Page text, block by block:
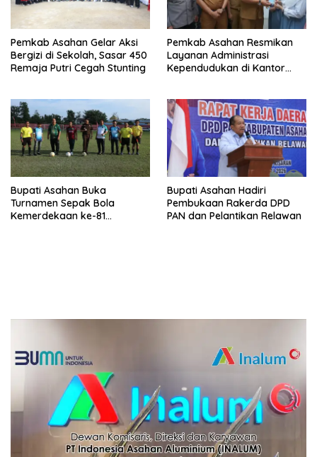
Pemkab Asahan Gelar Aksi
Bergizi di Sekolah, Sasar 450
Remaja Putri Cegah Stunting
Pemkab Asahan Resmikan
Layanan Administrasi
Kependudukan di Kantor
Bupati Asahan Buka
Turnamen Sepak Bola
Kemerdekaan ke-81
Bupati Asahan Hadiri
Pembukaan Rakerda DPD
PAN dan Pelantikan Relawan